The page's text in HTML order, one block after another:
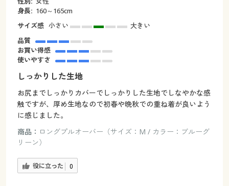
身長: 160～165cm
サイズ感 小さい
大きい
品質
お買い得感
使いやすさ
しっかりした生地
お尻までしっかりカバーでしっかりした生地でしなやかな感
触ですが、厚め生地なので初春や晩秋での重ね着が良いよう
に感じました。
商品： ロングプルオーバー（サイズ：M / カラー：ブルーグ
リーン）
役に立った 0